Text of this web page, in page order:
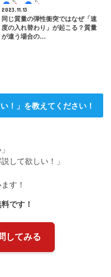
2023.11.13
同じ質量の弾性衝突ではなぜ「速
度の入れ替わり」が起こる？質量
が違う場合の…
！」を教えてください！
して欲しい！」
す！
です！
してみる